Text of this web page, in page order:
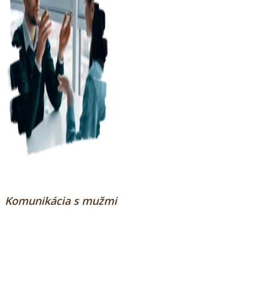
Komunikácia s mužmi